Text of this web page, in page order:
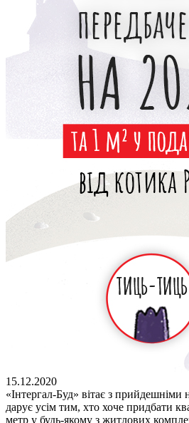
15.12.2020
«Інтергал-Буд» вітає з прийдешніми
дарує усім тим, хто хоче придбати
метр у будь-якому з житлових